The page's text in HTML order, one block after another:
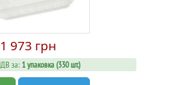
1 973 грн
за: 1 упаковка (330 шт.)